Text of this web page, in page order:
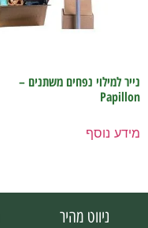
נייר למילוי נפחים משתנים –
Papillon
מידע נוסף
ניווט מהיר